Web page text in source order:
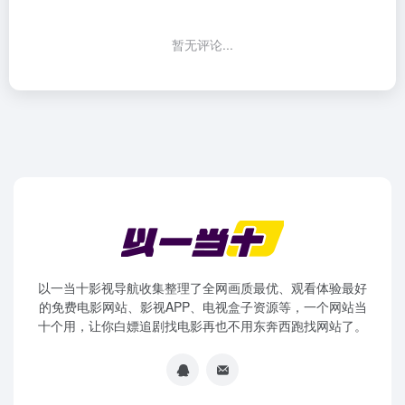
暂无评论...
以一当十影视导航收集整理了全网画质最优、观看体验最好
的免费电影网站、影视APP、电视盒子资源等，一个网站当
十个用，让你白嫖追剧找电影再也不用东奔西跑找网站了。